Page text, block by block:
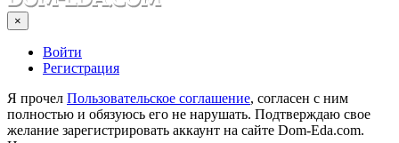
×
Войти
Регистрация
Я прочел Пользовательское соглашение, согласен с ним
полностью и обязуюсь его не нарушать. Подтверждаю свое
желание зарегистрировать аккаунт на сайте Dom-Eda.com.